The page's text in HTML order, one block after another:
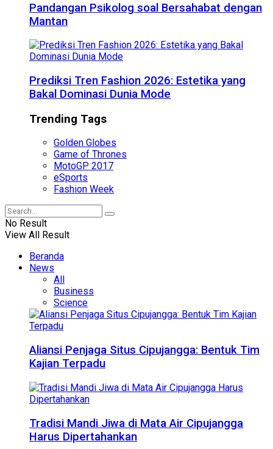
Pandangan Psikolog soal Bersahabat dengan
Mantan
Prediksi Tren Fashion 2026: Estetika yang
Bakal Dominasi Dunia Mode
Trending Tags
Golden Globes
Game of Thrones
MotoGP 2017
eSports
Fashion Week
No Result
View All Result
Beranda
News
All
Business
Science
Aliansi Penjaga Situs Cipujangga: Bentuk Tim
Kajian Terpadu
Tradisi Mandi Jiwa di Mata Air Cipujangga
Harus Dipertahankan